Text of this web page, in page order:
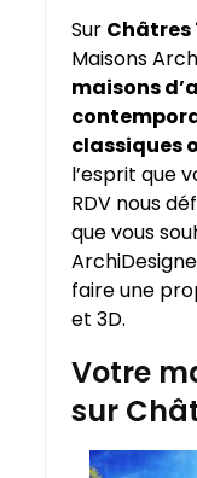
Sur Châtres
Maisons
maisons
classiques
l’esprit que
RDV nous
que vous
faire une
et 3D.
Votre
sur